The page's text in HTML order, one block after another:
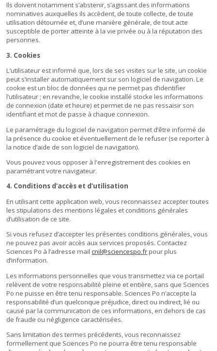
Ils doivent notamment s’abstenir, s’agissant des informations
nominatives auxquelles ils accèdent, de toute collecte, de toute
utilisation détournée et, d’une manière générale, de tout acte
susceptible de porter atteinte à la vie privée ou à la réputation des
personnes.
3. Cookies
L’utilisateur est informé que, lors de ses visites sur le site, un cookie
peut s’installer automatiquement sur son logiciel de navigation. Le
cookie est un bloc de données qui ne permet pas d’identifier
l’utilisateur ; en revanche, le cookie installé stocke les informations
de connexion (date et heure) et permet de ne pas ressaisir son
identifiant et mot de passe à chaque connexion.
Le paramétrage du logiciel de navigation permet d’être informé de
la présence du cookie et éventuellement de le refuser (se reporter à
la notice d’aide de son logiciel de navigation).
Vous pouvez vous opposer à l'enregistrement des cookies en
paramétrant votre navigateur.
4. Conditions d’accès et d’utilisation
En utilisant cette application web, vous reconnaissez accepter toutes
les stipulations des mentions légales et conditions générales
d’utilisation de ce site.
Si vous refusez d’accepter les présentes conditions générales, vous
ne pouvez pas avoir accès aux services proposés. Contactez
Sciences Po à l’adresse mailcnil@sciencespo.frpour plus
d’information.
Les informations personnelles que vous transmettez via ce portail
relèvent de votre responsabilité pleine et entière, sans que Sciences
Po ne puisse en être tenu responsable. Sciences Po n’accepte la
responsabilité d’un quelconque préjudice, direct ou indirect, lié ou
causé par la communication de ces informations, en dehors de cas
de fraude ou négligence caractérisées.
Sans limitation des termes précédents, vous reconnaissez
formellement que Sciences Po ne pourra être tenu responsable